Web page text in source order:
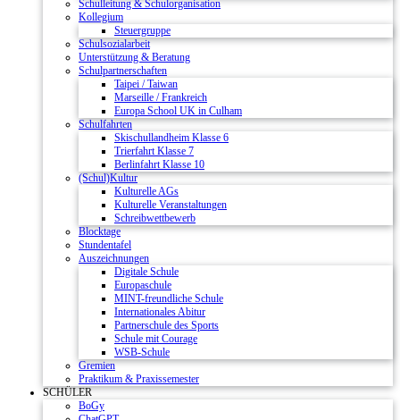
Schulleitung & Schulorganisation
Kollegium
Steuergruppe
Schulsozialarbeit
Unterstützung & Beratung
Schulpartnerschaften
Taipei / Taiwan
Marseille / Frankreich
Europa School UK in Culham
Schulfahrten
Skischullandheim Klasse 6
Trierfahrt Klasse 7
Berlinfahrt Klasse 10
(Schul)Kultur
Kulturelle AGs
Kulturelle Veranstaltungen
Schreibwettbewerb
Blocktage
Stundentafel
Auszeichnungen
Digitale Schule
Europaschule
MINT-freundliche Schule
Internationales Abitur
Partnerschule des Sports
Schule mit Courage
WSB-Schule
Gremien
Praktikum & Praxissemester
SCHÜLER
BoGy